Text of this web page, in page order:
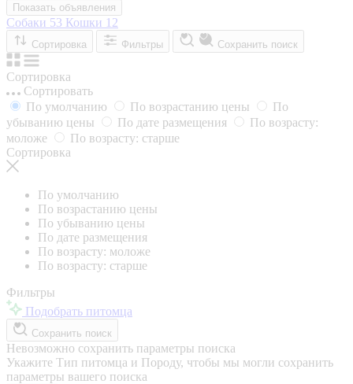
Показать объявления
Собаки 53 Кошки 12
Сортировка Фильтры Сохранить поиск
Сортировка
Сортировать
По умолчанию
По возрастанию цены
По
убыванию цены
По дате размещения
По возрасту:
моложе
По возрасту: старше
Сортировка
По умолчанию
По возрастанию цены
По убыванию цены
По дате размещения
По возрасту: моложе
По возрасту: старше
Фильтры
Подобрать питомца
Сохранить поиск
Невозможно сохранить параметры поиска
Укажите Тип питомца и Породу, чтобы мы могли сохранить
параметры вашего поиска